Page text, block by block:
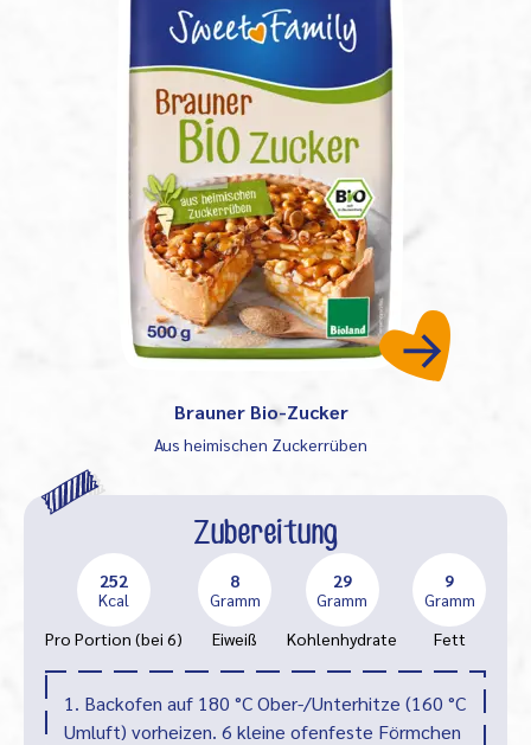
Brauner Bio-Zucker
Aus heimischen Zuckerrüben
Zubereitung
252
Kcal
Pro Portion (bei 6)
8
Gramm
Eiweiß
29
Gramm
Kohlenhydrate
9
Gramm
Fett
1. Backofen auf 180 °C Ober-/Unterhitze (160 °C
Umluft) vorheizen. 6 kleine ofenfeste Förmchen